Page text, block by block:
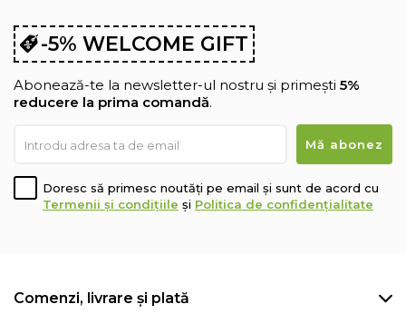
-5% WELCOME GIFT
Abonează-te la newsletter-ul nostru și primești 5%
reducere la prima comandă.
Doresc să primesc noutăți pe email și sunt de acord cu
Termenii și condițiile și Politica de confidențialitate
Comenzi, livrare și plată